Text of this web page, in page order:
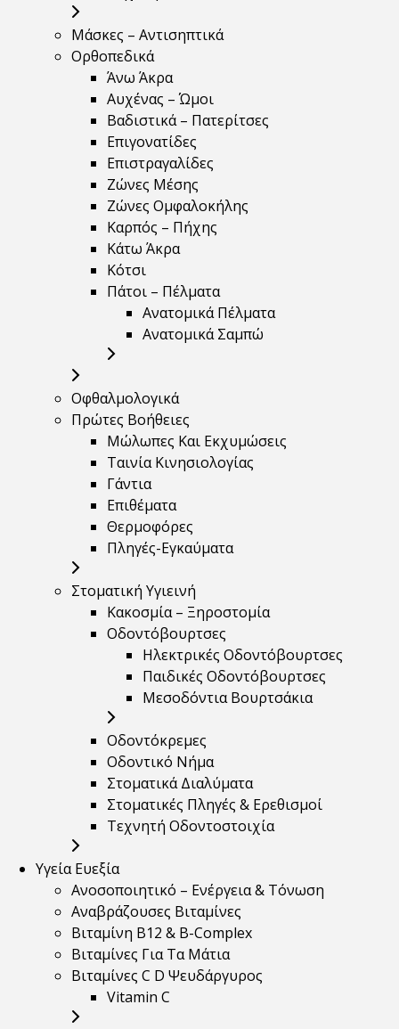
Μάσκες – Αντισηπτικά
Ορθοπεδικά
Άνω Άκρα
Αυχένας – Ώμοι
Βαδιστικά – Πατερίτσες
Επιγονατίδες
Επιστραγαλίδες
Ζώνες Μέσης
Ζώνες Ομφαλοκήλης
Καρπός – Πήχης
Κάτω Άκρα
Κότσι
Πάτοι – Πέλματα
Ανατομικά Πέλματα
Ανατομικά Σαμπώ
Οφθαλμολογικά
Πρώτες Βοήθειες
Μώλωπες Και Εκχυμώσεις
Ταινία Κινησιολογίας
Γάντια
Επιθέματα
Θερμοφόρες
Πληγές-Εγκαύματα
Στοματική Υγιεινή
Κακοσμία – Ξηροστομία
Οδοντόβουρτσες
Ηλεκτρικές Οδοντόβουρτσες
Παιδικές Οδοντόβουρτσες
Μεσοδόντια Βουρτσάκια
Οδοντόκρεμες
Οδοντικό Νήμα
Στοματικά Διαλύματα
Στοματικές Πληγές & Ερεθισμοί
Τεχνητή Οδοντοστοιχία
Υγεία Ευεξία
Ανοσοποιητικό – Ενέργεια & Τόνωση
Αναβράζουσες Βιταμίνες
Βιταμίνη B12 & Β-Complex
Βιταμίνες Για Τα Μάτια
Βιταμίνες C D Ψευδάργυρος
Vitamin C